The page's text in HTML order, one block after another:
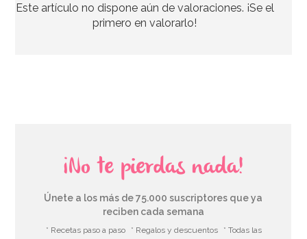
7,20€
Este artículo no dispone aún de valoraciones. ¡Se el
primero en valorarlo!
¡No te pierdas nada!
Únete a los más de 75.000 suscriptores que ya
reciben cada semana
* Recetas paso a paso * Regalos y descuentos
* Todas las